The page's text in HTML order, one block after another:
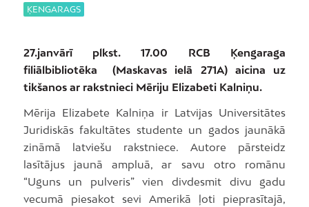
ĶENGARAGS
27.janvārī plkst. 17.00 RCB Ķengaraga
filiālbibliotēka (Maskavas ielā 271A) aicina uz
tikšanos ar rakstnieci Mēriju Elizabeti Kalniņu.
Mērija Elizabete Kalniņa ir Latvijas Universitātes
Juridiskās fakultātes studente un gados jaunākā
zināmā latviešu rakstniece. Autore pārsteidz
lasītājus jaunā ampluā, ar savu otro romānu
“Uguns un pulveris” vien divdesmit divu gadu
vecumā piesakot sevi Amerikā ļoti pieprasītajā,